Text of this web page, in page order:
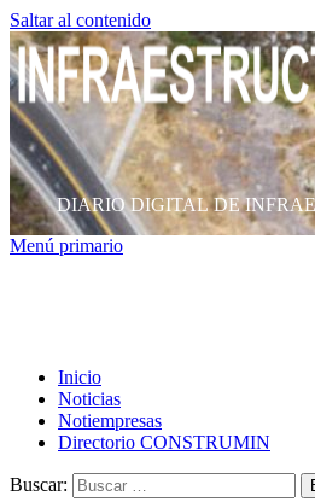
Saltar al contenido
DIARIO DIGITAL DE
Menú primario
Inicio
Noticias
Notiempresas
Directorio CONSTRUMIN
Buscar: